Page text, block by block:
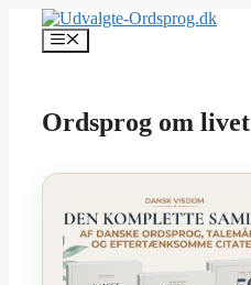
indhold
Menu
Ordsprog om livet